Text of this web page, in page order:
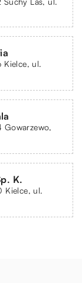
Kielce, ul.
K.
Kielce, ul.